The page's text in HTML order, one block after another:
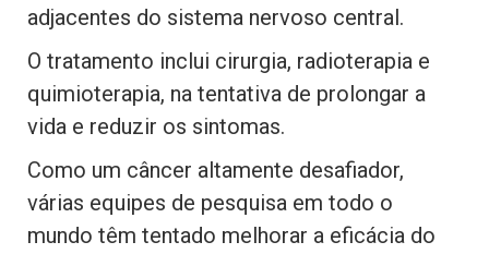
adjacentes do sistema nervoso central.
O tratamento inclui cirurgia, radioterapia e
quimioterapia, na tentativa de prolongar a
vida e reduzir os sintomas.
Como um câncer altamente desafiador,
várias equipes de pesquisa em todo o
mundo têm tentado melhorar a eficácia do